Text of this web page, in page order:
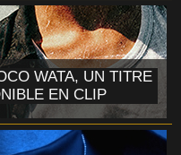
WATA, UN TITRE
EN CLIP